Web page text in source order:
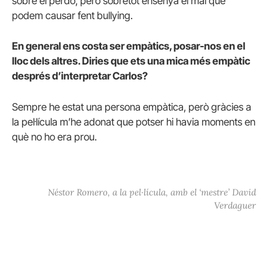
podem causar fent bullying.
En general ens costa ser empàtics, posar-nos en el
lloc dels altres. Diries que ets una mica més empàtic
després d’interpretar Carlos?
Sempre he estat una persona empàtica, però gràcies a
la pel·lícula m’he adonat que potser hi havia moments en
què no ho era prou.
Néstor Romero, a la pel·lícula, amb el ‘mestre’ David
Verdaguer